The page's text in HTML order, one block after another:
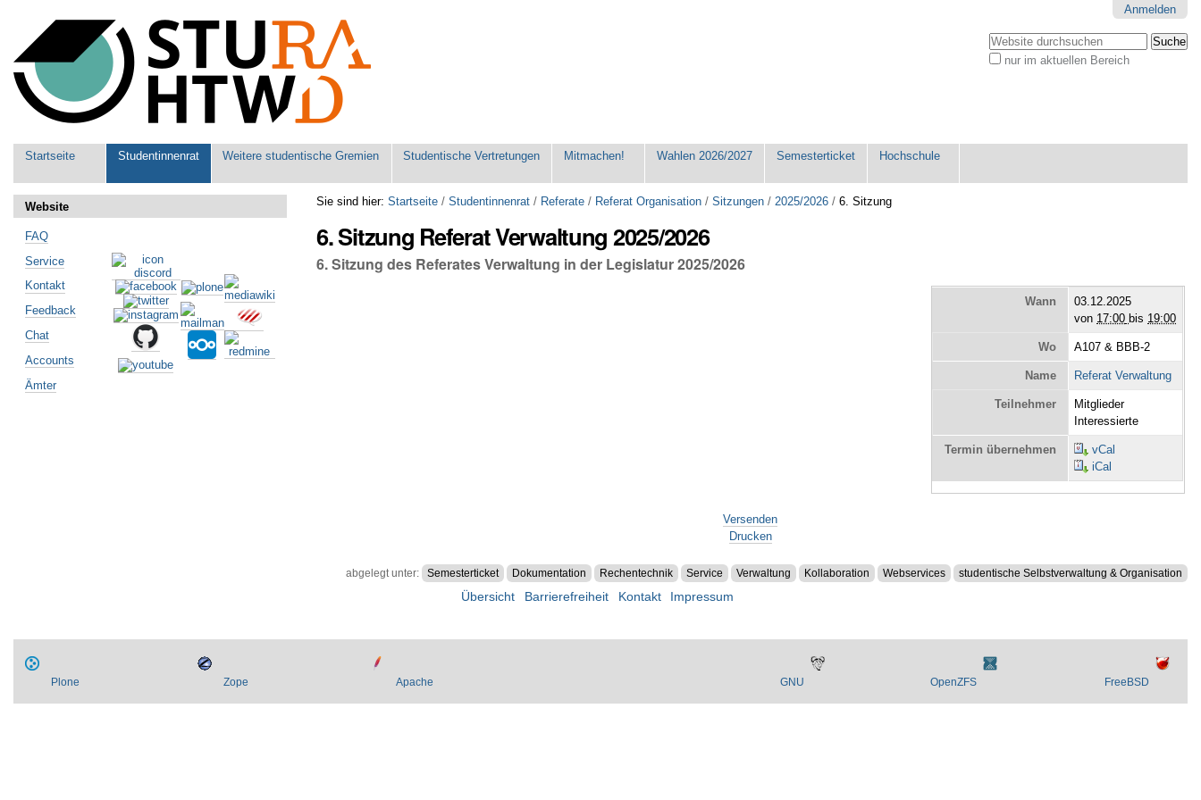
Werkzeuge
Anmelden
Website durchsuchen
nur im aktuellen Bereich
Sektionen
Startseite Studentinnenrat Weitere studentische Gremien Studentische Vertretungen Mitmachen! Wahlen 2026/2027 Semesterticket Hochschule
Sie sind hier: Startseite /Studentinnenrat / Referate / Referat Organisation /Sitzungen /2025/2026 /6. Sitzung
6. Sitzung Referat Verwaltung 2025/2026
6. Sitzung des Referates Verwaltung in der Legislatur 2025/2026
Wann
03.12.2025
von 17:00 bis 19:00
Wo A107 & BBB-2
Name Referat Verwaltung
Teilnehmer
Mitglieder
Interessierte
Termin übernehmen
vCal
iCal
Versenden
Drucken
abgelegt unter: Semesterticket Dokumentation Rechentechnik Service Verwaltung Kollaboration Webservices studentische Selbstverwaltung & Organisation
Website
FAQ
Service
Kontakt
Feedback
Chat
Accounts
Ämter
Übersicht Barrierefreiheit Kontakt Impressum
Plone Zope Apache GNU OpenZFS FreeBSD